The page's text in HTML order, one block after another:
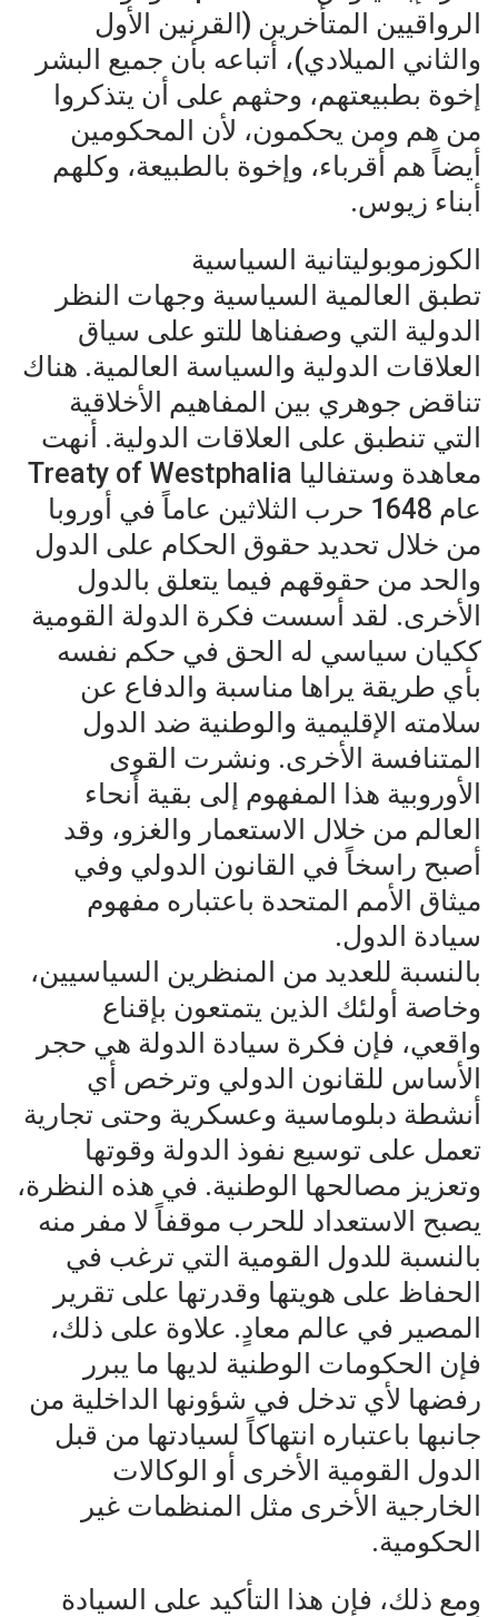
الرواقيين المتأخرين (القرنين الأول
والثاني الميلادي)، أتباعه بأن جميع البشر
إخوة بطبيعتهم، وحثهم على أن يتذكروا
من هم ومن يحكمون، لأن المحكومين
أيضاً هم أقرباء، وإخوة بالطبيعة، وكلهم
أبناء زيوس.
الكوزموبوليتانية السياسية
تطبق العالمية السياسية وجهات النظر
الدولية التي وصفناها للتو على سياق
العلاقات الدولية والسياسة العالمية. هناك
تناقض جوهري بين المفاهيم الأخلاقية
التي تنطبق على العلاقات الدولية. أنهت
معاهدة وستفاليا Treaty of Westphalia
عام 1648 حرب الثلاثين عاماً في أوروبا
من خلال تحديد حقوق الحكام على الدول
والحد من حقوقهم فيما يتعلق بالدول
الأخرى. لقد أسست فكرة الدولة القومية
ككيان سياسي له الحق في حكم نفسه
بأي طريقة يراها مناسبة والدفاع عن
سلامته الإقليمية والوطنية ضد الدول
المتنافسة الأخرى. ونشرت القوى
الأوروبية هذا المفهوم إلى بقية أنحاء
العالم من خلال الاستعمار والغزو، وقد
أصبح راسخاً في القانون الدولي وفي
ميثاق الأمم المتحدة باعتباره مفهوم
سيادة الدول.
بالنسبة للعديد من المنظرين السياسيين،
وخاصة أولئك الذين يتمتعون بإقناع
واقعي، فإن فكرة سيادة الدولة هي حجر
الأساس للقانون الدولي وترخص أي
أنشطة دبلوماسية وعسكرية وحتى تجارية
تعمل على توسيع نفوذ الدولة وقوتها
وتعزيز مصالحها الوطنية. في هذه النظرة،
يصبح الاستعداد للحرب موقفاً لا مفر منه
بالنسبة للدول القومية التي ترغب في
الحفاظ على هويتها وقدرتها على تقرير
المصير في عالم معادٍ. علاوة على ذلك،
فإن الحكومات الوطنية لديها ما يبرر
رفضها لأي تدخل في شؤونها الداخلية من
جانبها باعتباره انتهاكاً لسيادتها من قبل
الدول القومية الأخرى أو الوكالات
الخارجية الأخرى مثل المنظمات غير
الحكومية.
ومع ذلك، فإن هذا التأكيد على السيادة